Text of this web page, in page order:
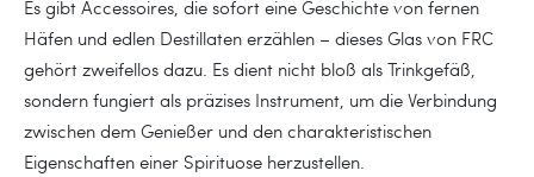
Es gibt Accessoires, die sofort eine Geschichte von fernen
Häfen und edlen Destillaten erzählen – dieses Glas von FRC
gehört zweifellos dazu. Es dient nicht bloß als Trinkgefäß,
sondern fungiert als präzises Instrument, um die Verbindung
zwischen dem Genießer und den charakteristischen
Eigenschaften einer Spirituose herzustellen.